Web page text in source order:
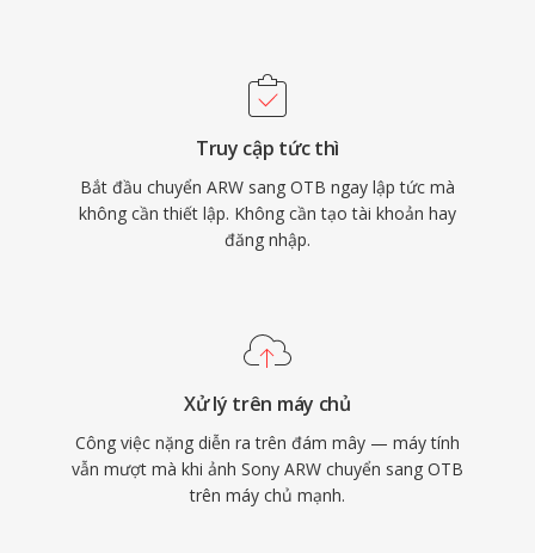
Truy cập tức thì
Bắt đầu chuyển ARW sang OTB ngay lập tức mà
không cần thiết lập. Không cần tạo tài khoản hay
đăng nhập.
Xử lý trên máy chủ
Công việc nặng diễn ra trên đám mây — máy tính
vẫn mượt mà khi ảnh Sony ARW chuyển sang OTB
trên máy chủ mạnh.